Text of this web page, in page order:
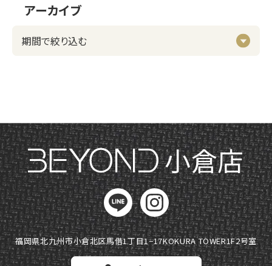
アーカイブ
小倉店
福岡県北九州市小倉北区馬借1丁目1−17KOKURA TOWER1F2号室